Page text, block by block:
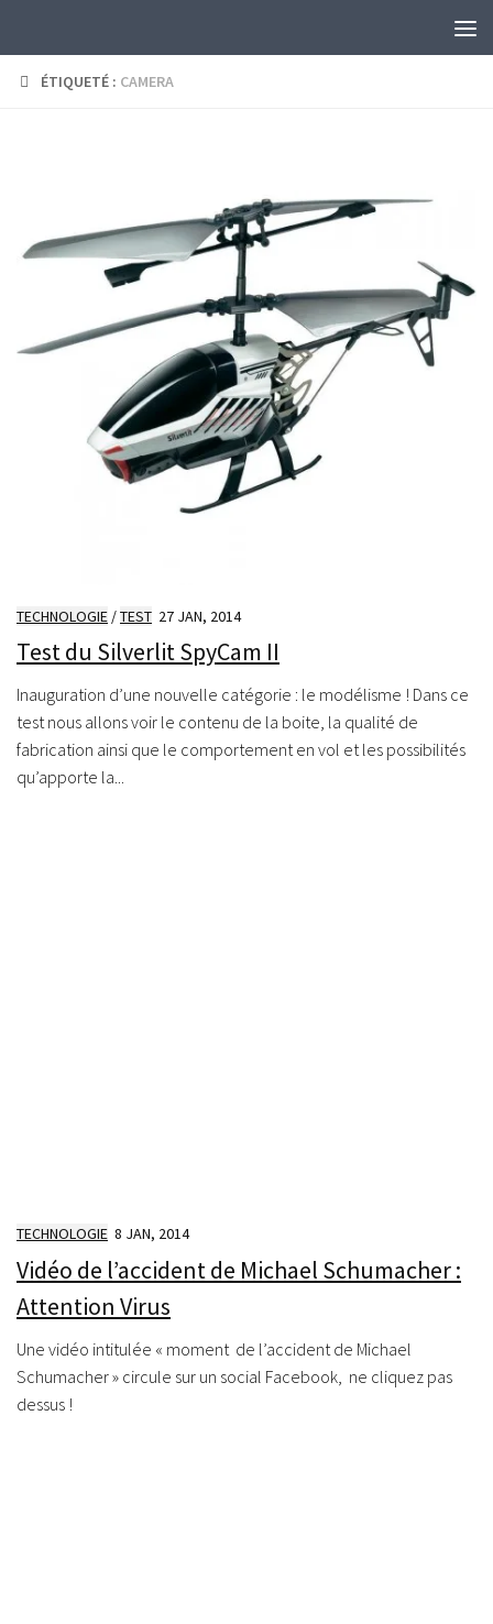
ÉTIQUETÉ : CAMERA
TECHNOLOGIE /TEST 27 JAN, 2014
Test du Silverlit SpyCam II
Inauguration d’une nouvelle catégorie : le modélisme ! Dans ce
test nous allons voir le contenu de la boite, la qualité de
fabrication ainsi que le comportement en vol et les possibilités
qu’apporte la...
TECHNOLOGIE 8 JAN, 2014
Vidéo de l’accident de Michael Schumacher :
Attention Virus
Une vidéo intitulée « moment de l’accident de Michael
Schumacher » circule sur un social Facebook, ne cliquez pas
dessus !